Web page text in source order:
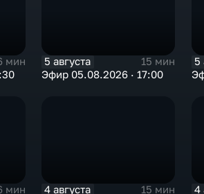
мин
5 августа
15 мин
Эфир 05.08.2026 · 17:00
5
мин
4 августа
15 мин
4